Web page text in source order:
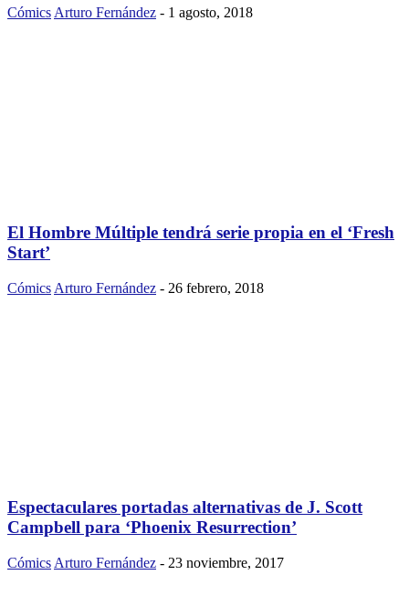
Cómics Arturo Fernández - 1 agosto, 2018
El Hombre Múltiple tendrá serie propia en el ‘Fresh
Start’
Cómics Arturo Fernández - 26 febrero, 2018
Espectaculares portadas alternativas de J. Scott
Campbell para ‘Phoenix Resurrection’
Cómics Arturo Fernández - 23 noviembre, 2017